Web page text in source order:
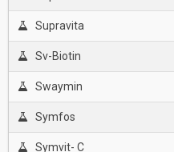
Supravita
Sv-Biotin
Swaymin
Symfos
Symvit- C